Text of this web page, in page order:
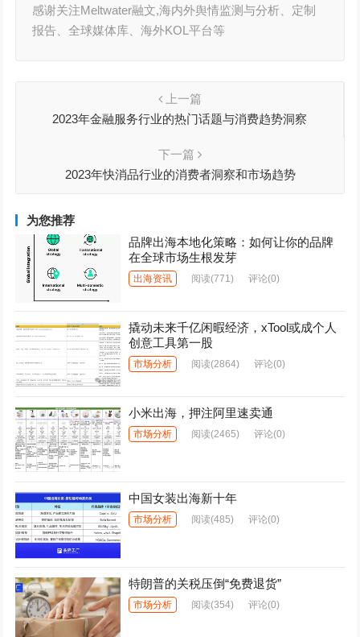
感谢关注Meltwater融文,海内外舆情监测与分析、定制
报告、全球媒体库、海外KOL平台等
上一篇
2023年金融服务行业的热门话题与消费趋势洞察
下一篇
2023年快消品行业的消费者洞察和市场趋势
为您推荐
品牌出海本地化策略：如何让你的品牌
在全球市场生根发芽
出海资讯 阅读(771) 评论(0)
撬动未来千亿闲暇经济，xTool或成个人
创意工具第一股
市场分析 阅读(2864) 评论(0)
小米出海，押注阿里速卖通
市场分析 阅读(2465) 评论(0)
中国女装出海新十年
市场分析 阅读(485) 评论(0)
特朗普的关税压倒“免费退货”
市场分析 阅读(354) 评论(0)